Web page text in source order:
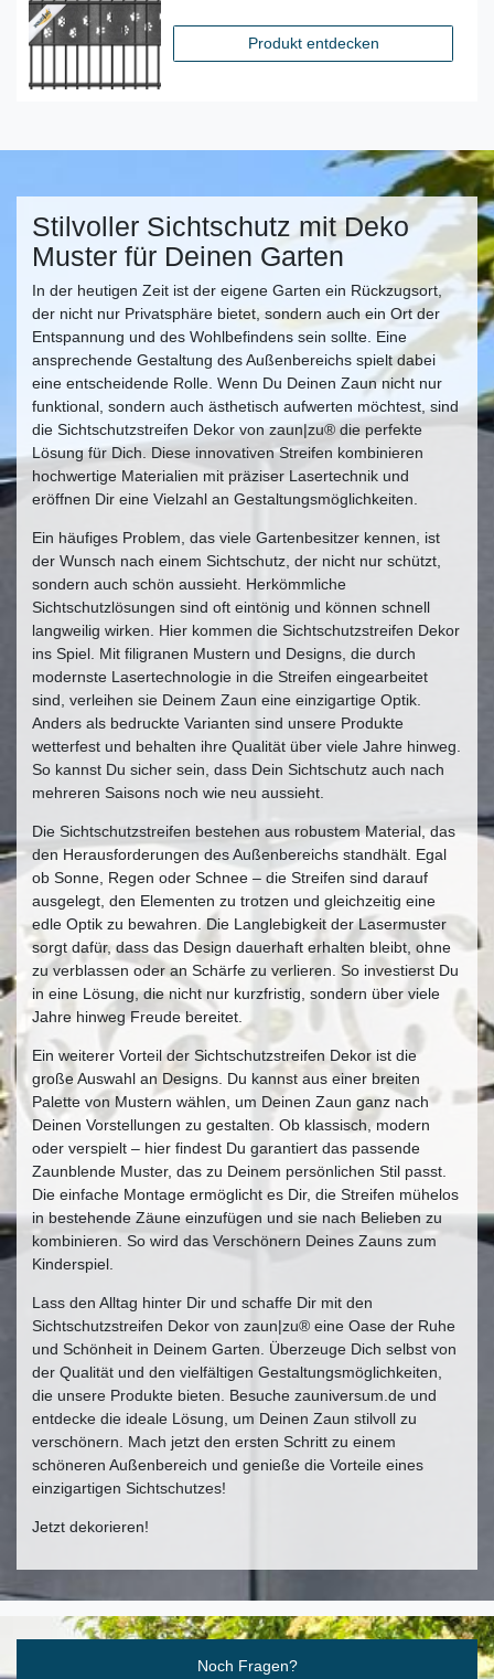
Produkt entdecken
Stilvoller Sichtschutz mit Deko
Muster für Deinen Garten
In der heutigen Zeit ist der eigene Garten ein Rückzugsort,
der nicht nur Privatsphäre bietet, sondern auch ein Ort der
Entspannung und des Wohlbefindens sein sollte. Eine
ansprechende Gestaltung des Außenbereichs spielt dabei
eine entscheidende Rolle. Wenn Du Deinen Zaun nicht nur
funktional, sondern auch ästhetisch aufwerten möchtest, sind
die Sichtschutzstreifen Dekor von zaun|zu® die perfekte
Lösung für Dich. Diese innovativen Streifen kombinieren
hochwertige Materialien mit präziser Lasertechnik und
eröffnen Dir eine Vielzahl an Gestaltungsmöglichkeiten.
Ein häufiges Problem, das viele Gartenbesitzer kennen, ist
der Wunsch nach einem Sichtschutz, der nicht nur schützt,
sondern auch schön aussieht. Herkömmliche
Sichtschutzlösungen sind oft eintönig und können schnell
langweilig wirken. Hier kommen die Sichtschutzstreifen Dekor
ins Spiel. Mit filigranen Mustern und Designs, die durch
modernste Lasertechnologie in die Streifen eingearbeitet
sind, verleihen sie Deinem Zaun eine einzigartige Optik.
Anders als bedruckte Varianten sind unsere Produkte
wetterfest und behalten ihre Qualität über viele Jahre hinweg.
So kannst Du sicher sein, dass Dein Sichtschutz auch nach
mehreren Saisons noch wie neu aussieht.
Die Sichtschutzstreifen bestehen aus robustem Material, das
den Herausforderungen des Außenbereichs standhält. Egal
ob Sonne, Regen oder Schnee – die Streifen sind darauf
ausgelegt, den Elementen zu trotzen und gleichzeitig eine
edle Optik zu bewahren. Die Langlebigkeit der Lasermuster
sorgt dafür, dass das Design dauerhaft erhalten bleibt, ohne
zu verblassen oder an Schärfe zu verlieren. So investierst Du
in eine Lösung, die nicht nur kurzfristig, sondern über viele
Jahre hinweg Freude bereitet.
Ein weiterer Vorteil der Sichtschutzstreifen Dekor ist die
große Auswahl an Designs. Du kannst aus einer breiten
Palette von Mustern wählen, um Deinen Zaun ganz nach
Deinen Vorstellungen zu gestalten. Ob klassisch, modern
oder verspielt – hier findest Du garantiert das passende
Zaunblende Muster, das zu Deinem persönlichen Stil passt.
Die einfache Montage ermöglicht es Dir, die Streifen mühelos
in bestehende Zäune einzufügen und sie nach Belieben zu
kombinieren. So wird das Verschönern Deines Zauns zum
Kinderspiel.
Lass den Alltag hinter Dir und schaffe Dir mit den
Sichtschutzstreifen Dekor von zaun|zu® eine Oase der Ruhe
und Schönheit in Deinem Garten. Überzeuge Dich selbst von
der Qualität und den vielfältigen Gestaltungsmöglichkeiten,
die unsere Produkte bieten. Besuche zauniversum.de und
entdecke die ideale Lösung, um Deinen Zaun stilvoll zu
verschönern. Mach jetzt den ersten Schritt zu einem
schöneren Außenbereich und genieße die Vorteile eines
einzigartigen Sichtschutzes!
Jetzt dekorieren!
Noch Fragen?
Ceres::Template.mailFormHoneypotLabel